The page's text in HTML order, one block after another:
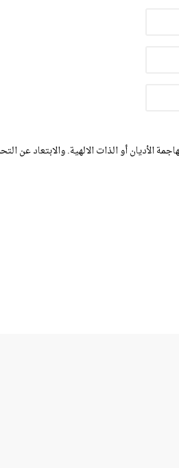
الأديان أو الذات الالهية. والابتعاد عن